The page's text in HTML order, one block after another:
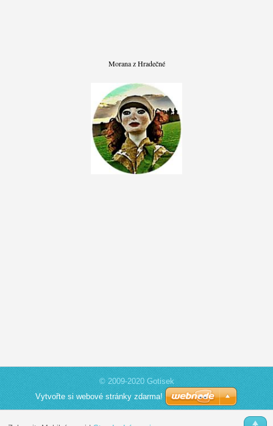
Morana z Hradečné
© 2009-2020 Gotisek
Vytvořte si webové stránky zdarma!